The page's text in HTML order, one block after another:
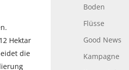
Hektar
die
Boden
Flüsse
Good News
Kampagne